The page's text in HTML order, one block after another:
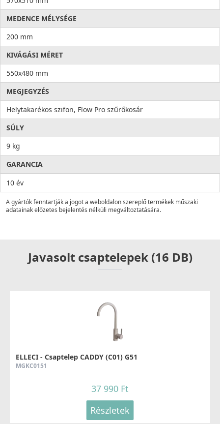
MEDENCE MÉLYSÉGE
200 mm
KIVÁGÁSI MÉRET
550x480 mm
MEGJEGYZÉS
Helytakarékos szifon, Flow Pro szűrőkosár
SÚLY
9 kg
GARANCIA
10 év
A gyártók fenntartják a jogot a weboldalon szereplő termékek műszaki
adatainak előzetes bejelentés nélküli megváltoztatására.
Javasolt csaptelepek (16 DB)
ELLECI - Csaptelep CADDY (C01) G51
MGKC0151
37 990 Ft
Részletek